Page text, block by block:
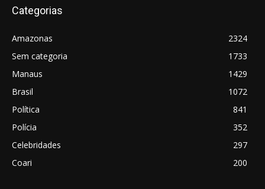
Categorias
Amazonas
2324
Sem categoria
1733
Manaus
1429
Brasil
1072
Política
841
Polícia
352
Celebridades
297
Coari
200